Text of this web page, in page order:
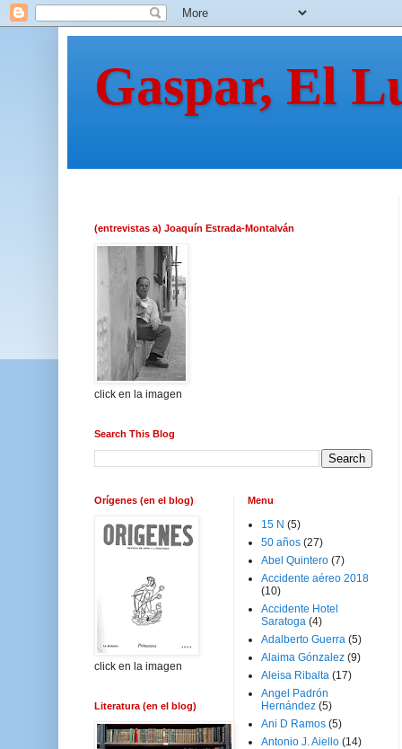
Gaspar, El
(entrevistas a) Joaquín Estrada-Montalván
click en la imagen
Search This Blog
Orígenes (en el blog)
click en la imagen
Literatura (en el blog)
Menu
15 N (5)
50 años (27)
Abel Quintero (7)
Accidente aéreo 2018
(10)
Accidente Hotel
Saratoga (4)
Adalberto Guerra (5)
Alaima Gónzalez (9)
Aleisa Ribalta (17)
Angel Padrón
Hernández (5)
Ani D Ramos (5)
Antonio J. Aiello (14)